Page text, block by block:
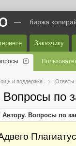
— биржа
Заказчику
и поддержка Ответы
Вопросы по
Автору. Вопросы по